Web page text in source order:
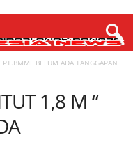
PT.BMML BELUM ADA TANGGAPAN
1,8 M “